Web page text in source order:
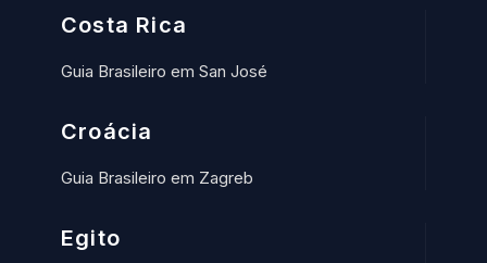
Costa Rica
Guia Brasileiro em San José
Croácia
Guia Brasileiro em Zagreb
Egito